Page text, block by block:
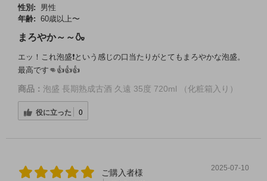
性別:
男性
年齢: 60歳以上〜
まろやか～～🍶
エッ！これ泡盛❗という感じの口当たりがとてもまろやかな泡盛。
最高です👊👍👍👍
商品： 泡盛 長期熟成古酒 久遠 35度 720ml （化粧箱入り）
役に立った 0
ご購入者様 2025-07-10